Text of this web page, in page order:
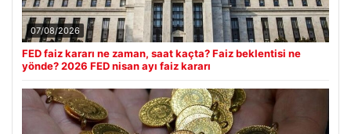
07/08/2026
FED faiz kararı ne zaman, saat kaçta? Faiz beklentisi ne
yönde? 2026 FED nisan ayı faiz kararı